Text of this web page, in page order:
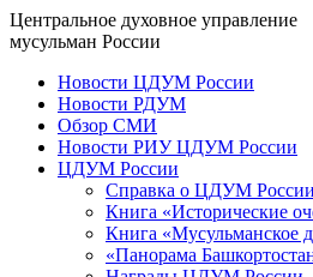
Центральное духовное управление
мусульман России
Новости ЦДУМ России
Новости РДУМ
Обзор СМИ
Новости РИУ ЦДУМ России
ЦДУМ России
Справка о ЦДУМ России
Книга «Исторические
Книга «Мусульманское
«Панорама